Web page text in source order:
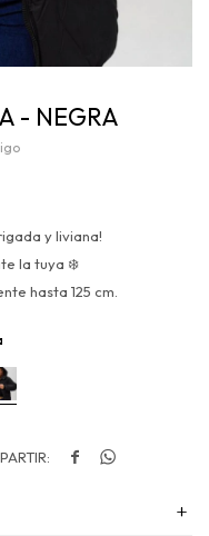
- NEGRA
y liviana!
la tuya ❄️
hasta 125 cm.
 